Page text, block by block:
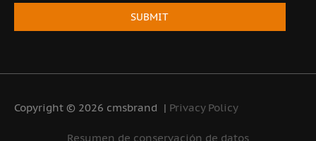
SUBMIT
Copyright © 2026 cmsbrand | Privacy Policy
Resumen de conservación de datos